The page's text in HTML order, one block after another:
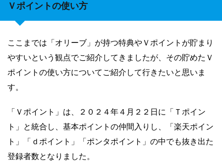
Ｖポイントの使い方
ここまでは「オリーブ」が持つ特典やＶポイントが貯まり
やすいという観点でご紹介してきましたが、その貯めたＶ
ポイントの使い方についてご紹介して行きたいと思いま
す。
「Ｖポイント」は、２０２４年４月２２日に「Ｔポイン
ト」と統合し、基本ポイントの仲間入りし、「楽天ポイン
ト」「ｄポイント」「ポンタポイント」の中でも抜き出た
登録者数となりました。